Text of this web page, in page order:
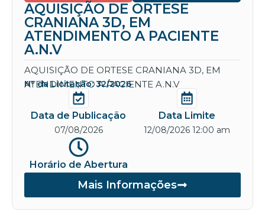
AQUISIÇÃO DE ORTESE
CRANIANA 3D, EM
ATENDIMENTO A PACIENTE
A.N.V
AQUISIÇÃO DE ORTESE CRANIANA 3D, EM
ATENDIMENTO A PACIENTE A.N.V
Nº da Licitação: 32/2026
Data de Publicação
07/08/2026
Data Limite
12/08/2026 12:00 am
Horário de Abertura
Mais Informações